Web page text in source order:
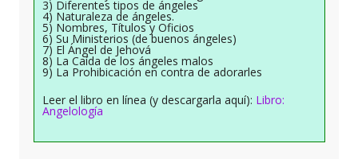
3) Diferentes tipos de ángeles
4) Naturaleza de ángeles.
5) Nombres, Títulos y Oficios
6) Su Ministerios (de buenos ángeles)
7) El Ángel de Jehová
8) La Caída de los ángeles malos
9) La Prohibicación en contra de adorarles
Leer el libro en línea (y descargarla aquí): Libro:
Angelología